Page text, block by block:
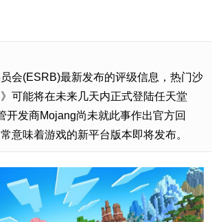
会(ESRB)最新发布的评级信息，热门沙
可能将在未来几天内正式登陆任天堂
开发商Mojang尚未就此事作出官方回
意味着游戏的新平台版本即将发布。